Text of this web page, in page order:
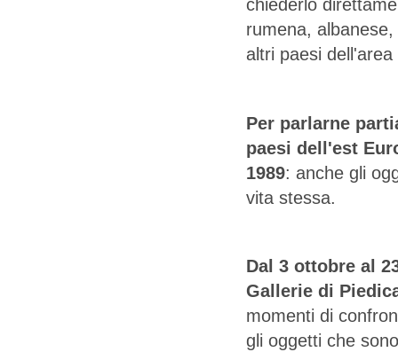
chiederlo
rumena,
altri paesi
Per parlarne
paesi dell'est
1989: anche gli
vita stessa.
Dal 3 ottobre al
Gallerie di
momenti di
gli oggetti che